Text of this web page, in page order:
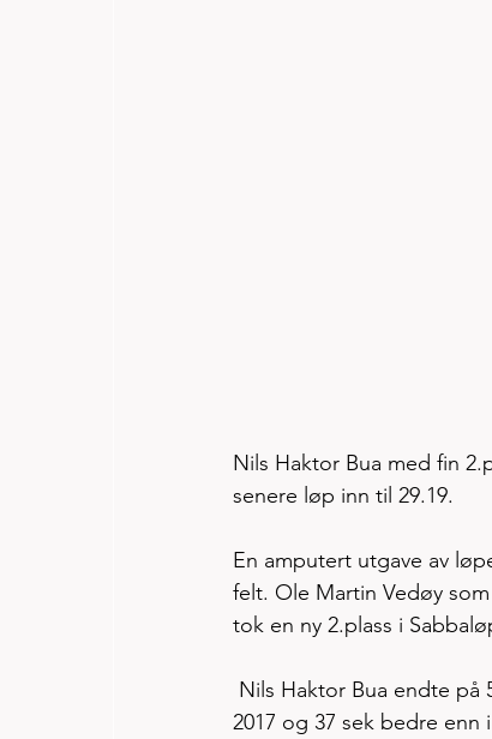
Nils Haktor Bua med fin
senere løp inn til 29.19.
En amputert utgave av
felt. Ole Martin Vedøy
tok en ny 2.plass i
2017 og 37 sek bedre enn i